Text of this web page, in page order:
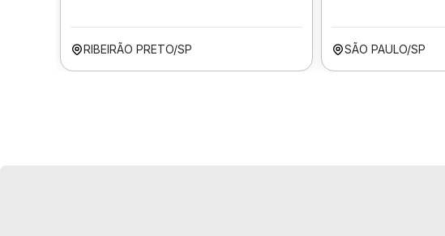
RIBEIRÃO PRETO/SP SÃO PAULO/SP